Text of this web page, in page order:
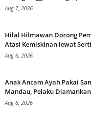
Aug 7, 2026
Hilal Hilmawan Dorong
Atasi Kemiskinan lewat
Aug 6, 2026
Anak Ancam Ayah Pakai
Mandau, Pelaku
Aug 6, 2026